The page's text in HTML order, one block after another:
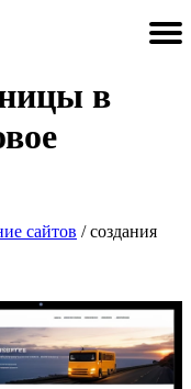
в
сайтов / создания